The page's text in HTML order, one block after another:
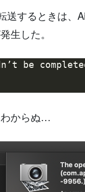
送するときは、
生した。
be
からぬ…